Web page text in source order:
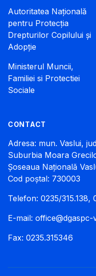
Autoritatea Națională
pentru Protecția
Drepturilor Copilului și
Adopție
Ministerul Muncii,
Familiei si Protectiei
Sociale
CONTACT
Adresa: mun. Vaslui,
Suburbia Moara
Șoseaua Națională
Cod poștal: 730003
Telefon: 0235/315.138,
E-mail: office@dgaspc-
Fax: 0235.315346